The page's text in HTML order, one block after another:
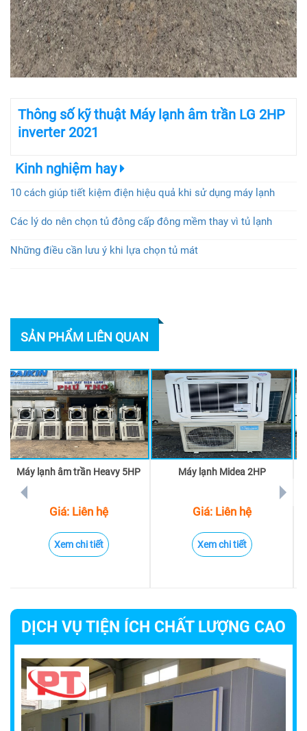
Thông số kỹ thuật Máy lạnh âm trần LG 2HP
inverter 2021
Kinh nghiệm hay
10 cách giúp tiết kiệm điện hiệu quả khi sử dụng máy lạnh
Các lý do nên chọn tủ đông cấp đông mềm thay vì tủ lạnh
Những điều cần lưu ý khi lựa chọn tủ mát
SẢN PHẨM LIÊN QUAN
Máy lạnh âm trần Heavy 5HP
Giá: Liên hệ
Xem chi tiết
Máy lạnh Midea 2HP
Giá: Liên hệ
Xem chi tiết
prev next
DỊCH VỤ TIỆN ÍCH CHẤT LƯỢNG CAO